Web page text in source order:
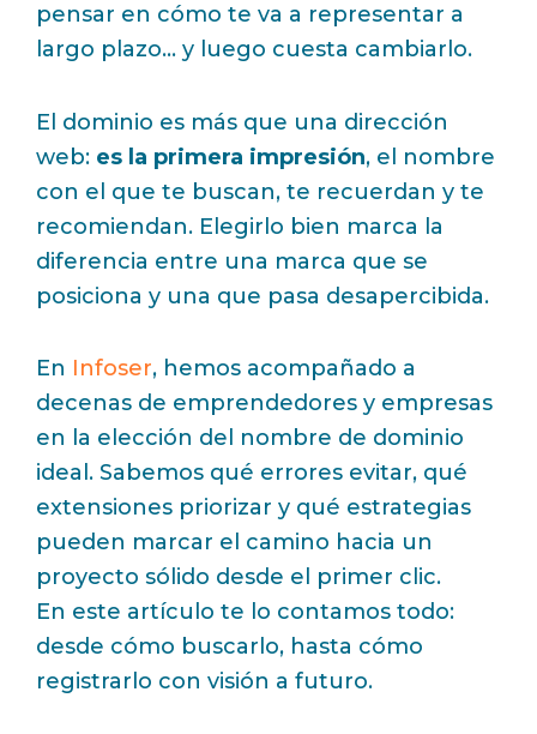
pensar en cómo te va a representar a
largo plazo… y luego cuesta cambiarlo.
El dominio es más que una dirección
web: es la primera impresión, el nombre
con el que te buscan, te recuerdan y te
recomiendan. Elegirlo bien marca la
diferencia entre una marca que se
posiciona y una que pasa desapercibida.
En Infoser, hemos acompañado a
decenas de emprendedores y empresas
en la elección del nombre de dominio
ideal. Sabemos qué errores evitar, qué
extensiones priorizar y qué estrategias
pueden marcar el camino hacia un
proyecto sólido desde el primer clic.
En este artículo te lo contamos todo:
desde cómo buscarlo, hasta cómo
registrarlo con visión a futuro.